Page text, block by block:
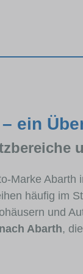
ein
Marke
häufig im
und
Abarth,